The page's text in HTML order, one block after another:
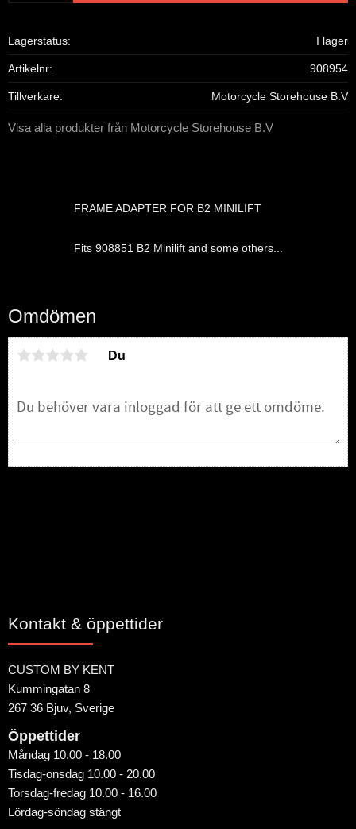
Lagerstatus I lager
Artikelnr 908954
Tillverkare Motorcycle Storehouse B.V
Visa alla produkter från Motorcycle Storehouse B.V
FRAME ADAPTER FOR B2 MINILIFT
Fits 908851 B2 Minilift and some others...
Omdömen
Du
Kontakt & öppettider
CUSTOM BY KENT
Kummingatan 8
267 36 Bjuv, Sverige
Öppettider
Måndag 10.00 - 18.00
Tisdag-onsdag 10.00 - 20.00
Torsdag-fredag 10.00 - 16.00
Lördag-söndag stängt